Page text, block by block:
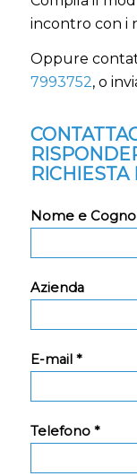
incontro con i
Oppure
7993752, o
Nome e
Azienda
E-mail *
Telefono *